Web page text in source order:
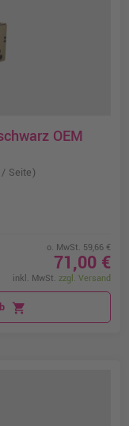
OEM
Seite)
o. MwSt. 59,66 €
71,00 €
inkl. MwSt. zzgl. Versand
shopping_cart